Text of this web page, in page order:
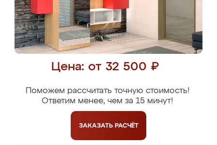
Цена: от 32 500 ₽
Поможем рассчитать точную стоимость!
Ответим менее, чем за 15 минут!
ЗАКАЗАТЬ РАСЧЁТ